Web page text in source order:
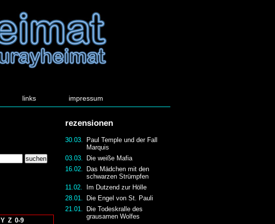
links impressum
rezensionen
30.03.
Paul Temple und der Fall
Marquis
03.03.
Die weiße Mafia
16.02.
Das Mädchen mit den
schwarzen Strümpfen
11.02.
Im Dutzend zur Hölle
28.01.
Die Engel von St. Pauli
21.01.
Die Todeskralle des
grausamen Wolfes
Y Z 0-9